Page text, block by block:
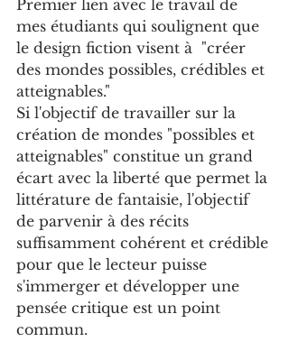
Premier lien avec le travail de
mes étudiants qui soulignent que
le design fiction visent à  "créer
des mondes possibles, crédibles et
atteignables."
Si l'objectif de travailler sur la
création de mondes "possibles et
atteignables" constitue un grand
écart avec la liberté que permet la
littérature de fantaisie, l'objectif
de parvenir à des récits
suffisamment cohérent et crédible
pour que le lecteur puisse
s'immerger et développer une
pensée critique est un point
commun.